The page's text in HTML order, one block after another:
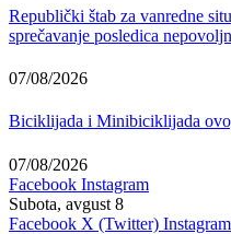
Republički štab za vanredne
sprečavanje posledica
07/08/2026
Biciklijada i Minibiciklijada
07/08/2026
Facebook Instagram
Subota, avgust 8
Facebook X (Twitter) Instagram